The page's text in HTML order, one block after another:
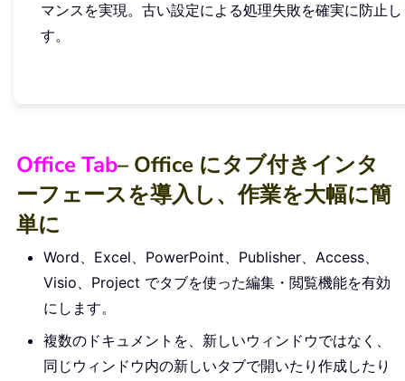
マンスを実現。古い設定による処理失敗を確実に防止
す。
Office Tab– Office にタブ付きインタ
ーフェースを導入し、作業を大幅に簡
単に
Word、Excel、PowerPoint、Publisher、Access、
Visio、Project でタブを使った編集・閲覧機能を有効
にします。
複数のドキュメントを、新しいウィンドウではなく、
同じウィンドウ内の新しいタブで開いたり作成したり